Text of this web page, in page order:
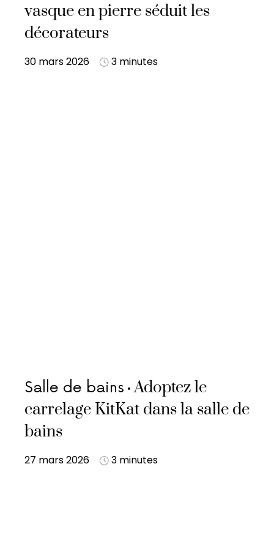
vasque en pierre séduit les
décorateurs
30 mars 2026 3 minutes
Salle de bains Adoptez le
carrelage KitKat dans la salle de
bains
27 mars 2026 3 minutes